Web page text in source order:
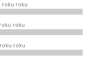
roku roku
roku
roku